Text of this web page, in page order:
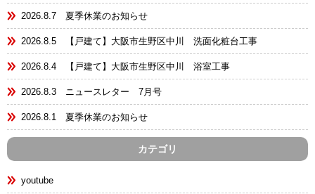
2026.8.7 夏季休業のお知らせ
2026.8.5 【戸建て】大阪市生野区中川 洗面化粧台工事
2026.8.4 【戸建て】大阪市生野区中川 浴室工事
2026.8.3 ニュースレター 7月号
2026.8.1 夏季休業のお知らせ
カテゴリ
youtube